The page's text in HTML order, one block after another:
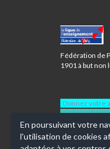
CENTRE
PARIS
13ÈME
Fédération de
1901 à but non
Donnez votre
En poursuivant votre
l'utilisation de cookies